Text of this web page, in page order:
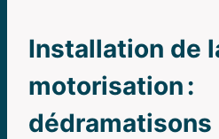
Installation de
motorisation :